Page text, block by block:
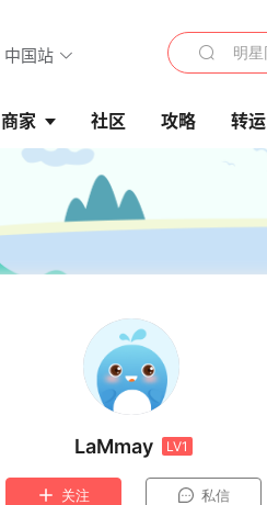
中国站
商家 社区 攻略 转运
LaMmay LV1
关注 私信